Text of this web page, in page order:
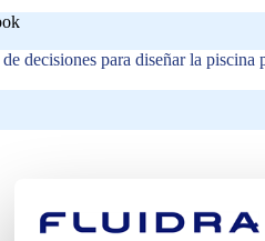
decisiones para diseñar la piscina